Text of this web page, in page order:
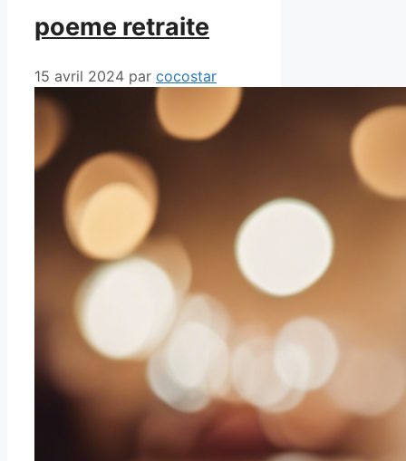
poeme retraite
15 avril 2024 par cocostar